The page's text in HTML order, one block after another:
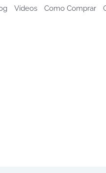
Vídeos Como Comprar